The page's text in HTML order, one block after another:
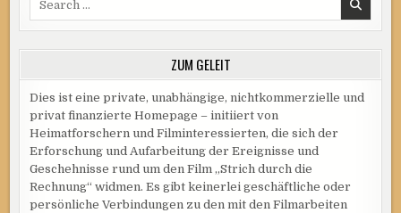
DREHARBEITEN
ZUM GELEIT
Dies ist eine private, unabhängige, nichtkommerzielle und
privat finanzierte Homepage – initiiert von
Heimatforschern und Filminteressierten, die sich der
Erforschung und Aufarbeitung der Ereignisse und
Geschehnisse rund um den Film „Strich durch die
Rechnung“ widmen. Es gibt keinerlei geschäftliche oder
persönliche Verbindungen zu den mit den Filmarbeiten